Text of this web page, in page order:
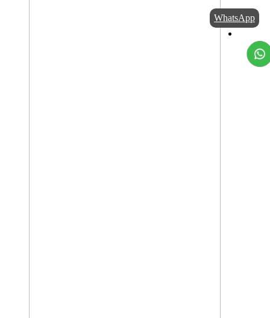
WhatsApp